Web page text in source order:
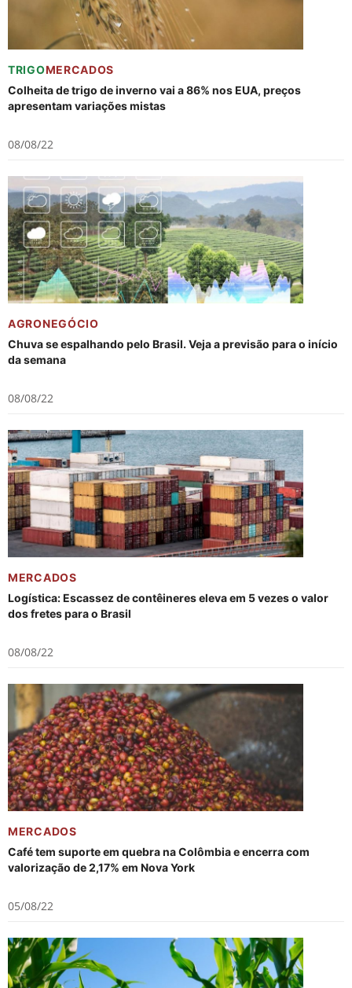
TRIGOMERCADOS
Colheita de trigo de inverno vai a 86% nos EUA, preços
apresentam variações mistas
08/08/22
AGRONEGÓCIO
Chuva se espalhando pelo Brasil. Veja a previsão para o início
da semana
08/08/22
MERCADOS
Logística: Escassez de contêineres eleva em 5 vezes o valor
dos fretes para o Brasil
08/08/22
MERCADOS
Café tem suporte em quebra na Colômbia e encerra com
valorização de 2,17% em Nova York
05/08/22